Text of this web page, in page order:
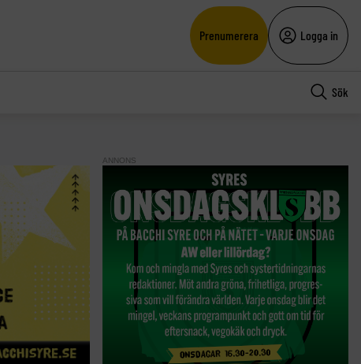
Prenumerera Logga in
Sök
ANNONS